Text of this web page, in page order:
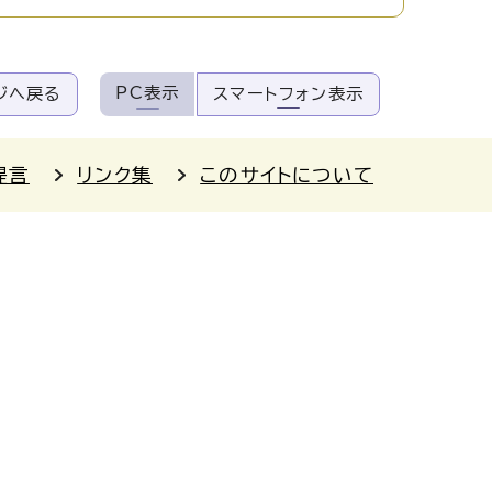
へ戻る PC表示 スマートフォン表示
言 リンク集 このサイトについて